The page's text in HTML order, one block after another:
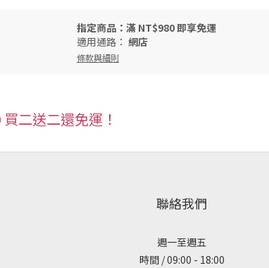
指定商品：滿 NT$980 即享免運
適用通路： 網店
條款與細則
二送二還免運！
聯絡我們
週一至週五
時間 / 09:00 - 18:00